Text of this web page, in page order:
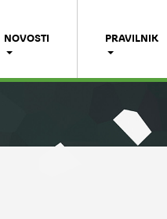
NOVOSTI PRAVILNIK